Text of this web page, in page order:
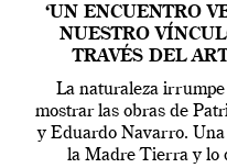
‘UN ENCUENTRO
NUESTRO
TRAVÉS DEL
La naturaleza
mostrar las obras de
y Eduardo Navarro.
la Madre Tierra y lo